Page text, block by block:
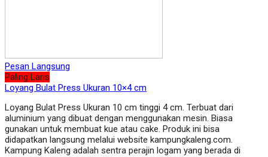
Pesan Langsung
Paling Laris
Loyang Bulat Press Ukuran 10×4 cm
Loyang Bulat Press Ukuran 10 cm tinggi 4 cm. Terbuat dari
aluminium yang dibuat dengan menggunakan mesin. Biasa
gunakan untuk membuat kue atau cake. Produk ini bisa
didapatkan langsung melalui website kampungkaleng.com.
Kampung Kaleng adalah sentra perajin logam yang berada di